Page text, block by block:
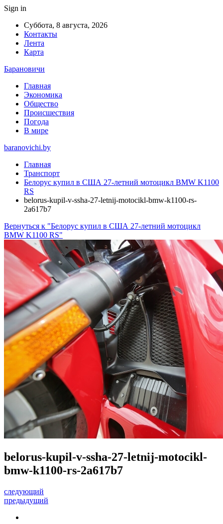
Sign in
Суббота, 8 августа, 2026
Контакты
Лента
Карта
Барановичи
Главная
Экономика
Общество
Происшествия
Погода
В мире
baranovichi.by
Главная
Транспорт
Белорус купил в США 27-летний мотоцикл BMW K1100
RS
belorus-kupil-v-ssha-27-letnij-motocikl-bmw-k1100-rs-
2a617b7
Вернуться к "Белорус купил в США 27-летний мотоцикл
BMW K1100 RS"
belorus-kupil-v-ssha-27-letnij-motocikl-
bmw-k1100-rs-2a617b7
следующий
предыдущий